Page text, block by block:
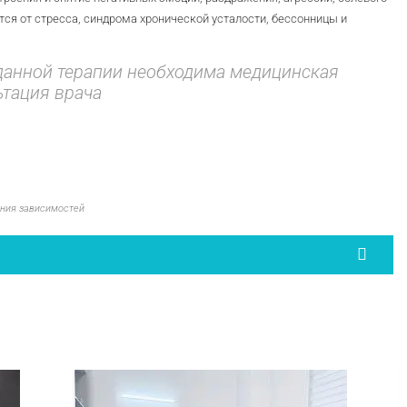
от стресса, синдрома хронической усталости, бессонницы и
терапии необходима медицинская
врача
зависимостей